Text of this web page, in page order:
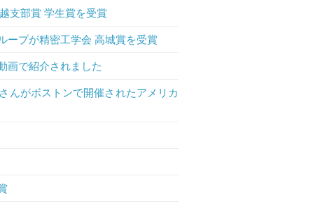
支部賞 学生賞を受賞
ープが精密工学会 高城賞を受賞
画で紹介されました
んがボストンで開催されたアメリカ